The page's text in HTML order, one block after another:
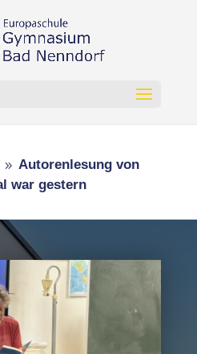
9 Autorenlesung von
war gestern